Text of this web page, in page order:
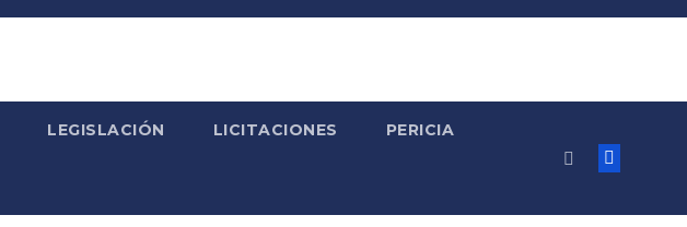
LEGISLACIÓN LICITACIONES PERICIA